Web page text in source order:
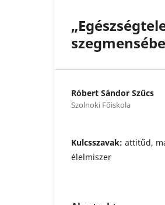
Róbert Sándor Szűcs
Szolnoki Főiskola
Kulcsszavak: attitűd,
élelmiszer